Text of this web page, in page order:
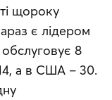
щороку
є лідером
8
а в США – 30.